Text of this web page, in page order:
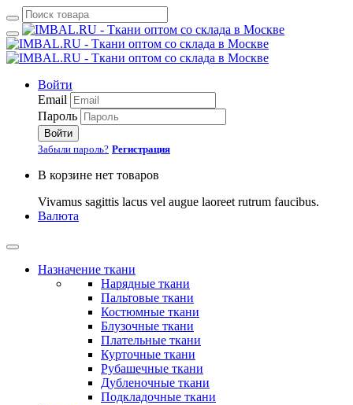
Войти
Email
Пароль
Войти
Забыли пароль? Регистрация
В корзине нет товаров
Vivamus sagittis lacus vel augue laoreet rutrum faucibus.
Валюта
Назначение ткани
Нарядные ткани
Пальтовые ткани
Костюмные ткани
Блузочные ткани
Плательные ткани
Курточные ткани
Рубашечные ткани
Дубленочные ткани
Подкладочные ткани